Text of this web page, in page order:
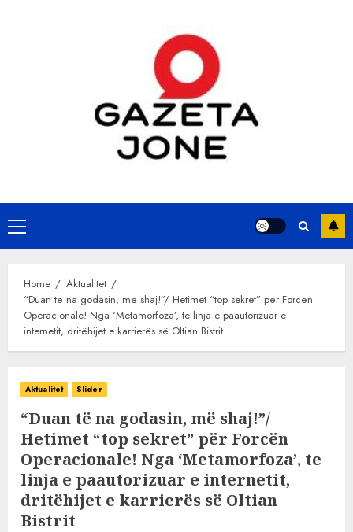
Primary
Menu
Home
Aktualitet
“Duan të na godasin, më shaj!”/ Hetimet “top sekret” për Forcën
Operacionale! Nga ‘Metamorfoza’, te linja e paautorizuar e
internetit, dritëhijet e karrierës së Oltian Bistrit
Aktualitet Slider
“Duan të na godasin, më shaj!”/
Hetimet “top sekret” për Forcën
Operacionale! Nga ‘Metamorfoza’, te
linja e paautorizuar e internetit,
dritëhijet e karrierës së Oltian
Bistrit